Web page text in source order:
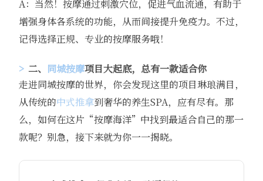
A：当然！按摩通过刺激穴位，促进气血流通，有助于
增强身体各系统的功能，从而间接提升免疫力。不过，
记得选择正规、专业的按摩服务哦！
二、 同城按摩项目大起底，总有一款适合你
走进同城按摩的世界，你会发现这里的项目琳琅满目，
从传统的中式推拿到奢华的养生SPA，应有尽有。那
么，如何在这片“按摩海洋”中找到最适合自己的那一
款呢？别急，接下来就为你一一揭晓。